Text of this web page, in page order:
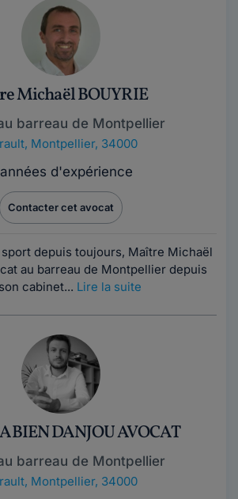
Michaël BOUYRIE
barreau de Montpellier
, Montpellier, 34000
d'expérience
Contacter cet avocat
depuis toujours, Maître Michaël
au barreau de Montpellier depuis
cabinet... Lire la suite
DANJOU AVOCAT
barreau de Montpellier
, Montpellier, 34000